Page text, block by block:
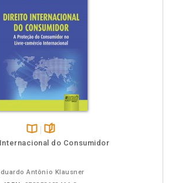
Disponível
páginas
do Consumidor
Antônio Klausner